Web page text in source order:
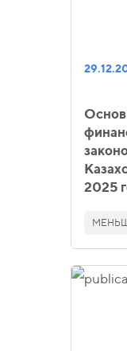
2025